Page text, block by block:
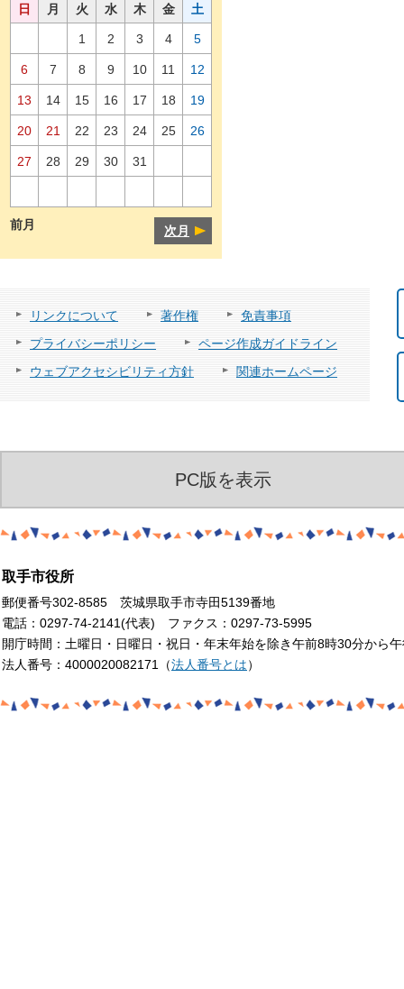
日 月 火 水 木 金 土
1 2 3 4 5
6 7 8 9 10 11 12
13 14 15 16 17 18 19
20 21 22 23 24 25 26
27 28 29 30 31
前月 次月
リンクについて 著作権
免責事項
プライバシーポリシー
ページ作成ガイドライン
ウェブアクセシビリティ方針
関連ホームページ
PC版を表示
取手市役所
郵便番号302-8585 茨城県取手市寺田5139番地
電話：0297-74-2141(代表) ファクス：0297-73-5995
開庁時間：土曜日・日曜日・祝日・年末年始を除き午前8時30分から
法人番号：4000020082171（法人番号とは）